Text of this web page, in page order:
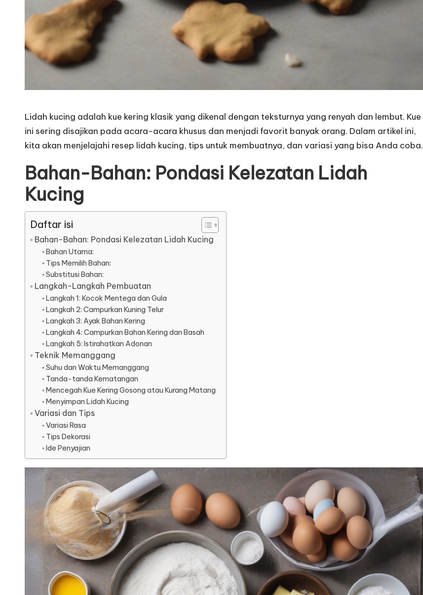
Lidah kucing adalah kue kering klasik yang dikenal dengan teksturnya yang renyah dan lembut. Kue
ini sering disajikan pada acara-acara khusus dan menjadi favorit banyak orang. Dalam artikel ini,
kita akan menjelajahi resep lidah kucing, tips untuk membuatnya, dan variasi yang bisa Anda coba.
Bahan-Bahan: Pondasi Kelezatan Lidah
Kucing
Daftar isi
Bahan-Bahan: Pondasi Kelezatan Lidah Kucing
Bahan Utama:
Tips Memilih Bahan:
Substitusi Bahan:
Langkah-Langkah Pembuatan
Langkah 1: Kocok Mentega dan Gula
Langkah 2: Campurkan Kuning Telur
Langkah 3: Ayak Bahan Kering
Langkah 4: Campurkan Bahan Kering dan Basah
Langkah 5: Istirahatkan Adonan
Teknik Memanggang
Suhu dan Waktu Memanggang
Tanda-tanda Kematangan
Mencegah Kue Kering Gosong atau Kurang Matang
Menyimpan Lidah Kucing
Variasi dan Tips
Variasi Rasa
Tips Dekorasi
Ide Penyajian